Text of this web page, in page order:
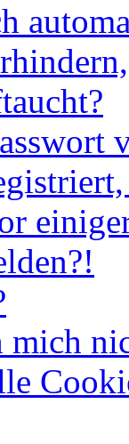
mich